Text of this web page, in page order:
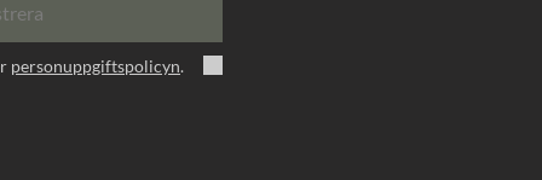
personuppgiftspolicyn.